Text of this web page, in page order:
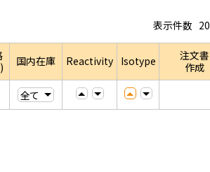
表示件数 20
国内在庫 Reactivity Isotype
注文書
作成